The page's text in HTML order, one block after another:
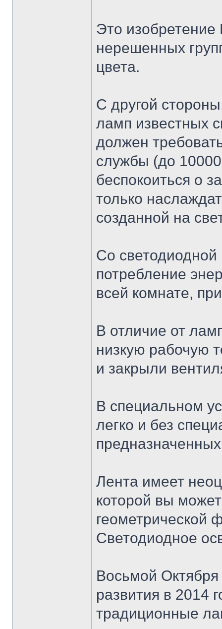
Это
нерешенных
цвета.
С другой
ламп известных
должен
службы (до
беспокоиться о
только
созданной на
Со светодиодной
потребление
всей комнате,
В отличие от
низкую рабочую
и закрыли
В специальном
легко и без
Лента имеет
которой вы
геометрической
Светодиодное
Восьмой Октября
развития в 2014
традиционные